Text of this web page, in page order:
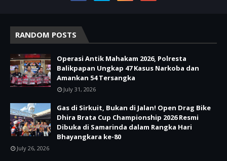
RANDOM POSTS
Operasi Antik Mahakam 2026, Polresta
Balikpapan Ungkap 47 Kasus Narkoba dan
Amankan 54 Tersangka
July 31, 2026
Gas di Sirkuit, Bukan di Jalan! Open Drag Bike
Dhira Brata Cup Championship 2026 Resmi
Dibuka di Samarinda dalam Rangka Hari
Bhayangkara ke-80
July 26, 2026